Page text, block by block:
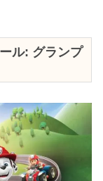
ル: グランプ